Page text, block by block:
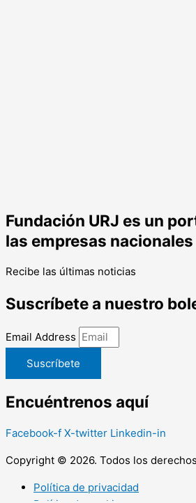
Fundación URJ es un
las empresas
Recibe las últimas noticias
Suscríbete a nuestro
Email Address
Suscríbete
Encuéntrenos aquí
Facebook-f X-twitter Linkedin-in
Copyright © 2026. Todos los
Política de privacidad